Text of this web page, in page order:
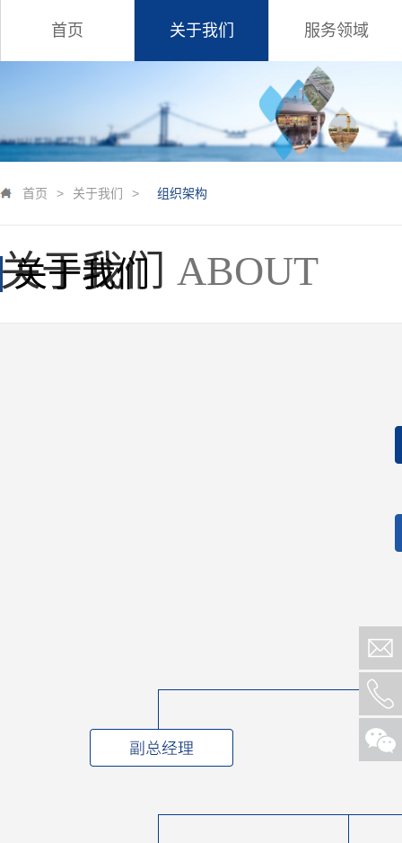
首页 关于我们 服务领域
关于我们 ABOUT
首页 > 关于我们 > 组织架构
关于我们